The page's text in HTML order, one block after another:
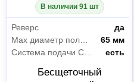
В наличии 91 шт
Реверс
да
Max диаметр получаемого отверстия
65 мм
есть
Бесщеточный